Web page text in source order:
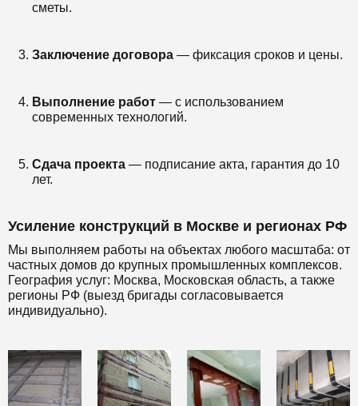
сметы.
Заключение договора — фиксация сроков и цены.
Выполнение работ — с использованием
современных технологий.
Сдача проекта — подписание акта, гарантия до 10
лет.
Усиление конструкций в Москве и регионах РФ
Мы выполняем работы на объектах любого масштаба: от
частных домов до крупных промышленных комплексов.
География услуг: Москва, Московская область, а также
регионы РФ (выезд бригады согласовывается
индивидуально).